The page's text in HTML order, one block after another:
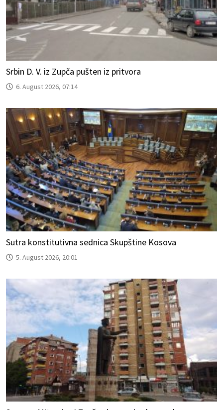
Srbin D. V. iz Zupča pušten iz pritvora
6. August 2026, 07:14
Sutra konstitutivna sednica Skupštine Kosova
5. August 2026, 20:01